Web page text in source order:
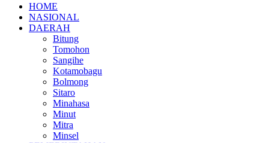
HOME
NASIONAL
DAERAH
Bitung
Tomohon
Sangihe
Kotamobagu
Bolmong
Sitaro
Minahasa
Minut
Mitra
Minsel